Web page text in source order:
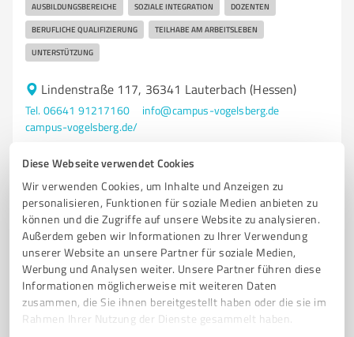
Diese Webseite verwendet Cookies
Wir verwenden Cookies, um Inhalte und Anzeigen zu
personalisieren, Funktionen für soziale Medien anbieten zu
können und die Zugriffe auf unsere Website zu analysieren.
Außerdem geben wir Informationen zu Ihrer Verwendung
unserer Website an unsere Partner für soziale Medien,
Werbung und Analysen weiter. Unsere Partner führen diese
Informationen möglicherweise mit weiteren Daten
zusammen, die Sie ihnen bereitgestellt haben oder die sie im
Rahmen Ihrer Nutzung der Dienste gesammelt haben.
AUSBILDUNGSBEREICHE SOZIALE INTEGRATION DOZENTEN
BERUFLICHE QUALIFIZIERUNG TEILHABE AM ARBEITSLEBEN
UNTERSTÜTZUNG
Lindenstraße 117, 36341 Lauterbach (Hessen)
Tel. 06641 91217160
info@campus-vogelsberg.de
campus-vogelsberg.de/
5,00 / 5,00
1Bewertung (1 Quelle)